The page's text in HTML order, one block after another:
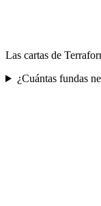
Las cartas de
¿Cuántas fundas